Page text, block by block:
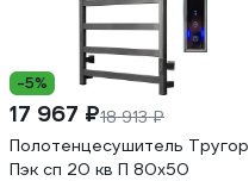
-5%
17 967 ₽18 913 ₽
Полотенцесушитель Тругор
Пэк сп 20 кв П 80х50